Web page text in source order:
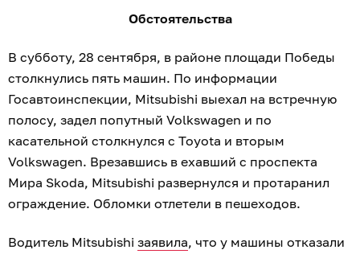
Обстоятельства
В субботу, 28 сентября, в районе площади Победы
столкнулись пять машин. По информации
Госавтоинспекции, Mitsubishi выехал на встречную
полосу, задел попутный Volkswagen и по
касательной столкнулся с Toyota и вторым
Volkswagen. Врезавшись в ехавший с проспекта
Мира Skoda, Mitsubishi развернулся и протаранил
ограждение. Обломки отлетели в пешеходов.
Водитель Mitsubishi заявила, что у машины отказали